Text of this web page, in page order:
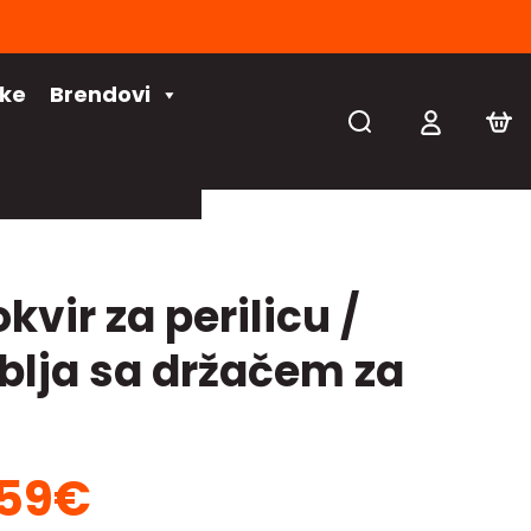
Brendovi
za perilicu /
sa držačem za
€Trenutna